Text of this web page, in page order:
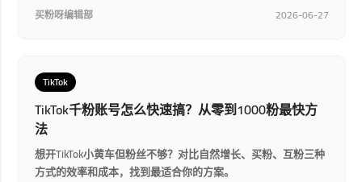
买粉呀编辑部 2026-06-27
TikTok
TikTok千粉账号怎么快速搞？从零到1000粉最快方
法
想开TikTok小黄车但粉丝不够？对比自然增长、买粉、互粉三种
方式的效率和成本，找到最适合你的方案。